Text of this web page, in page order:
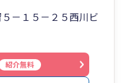
－１５－２５西川ビ
紹介無料